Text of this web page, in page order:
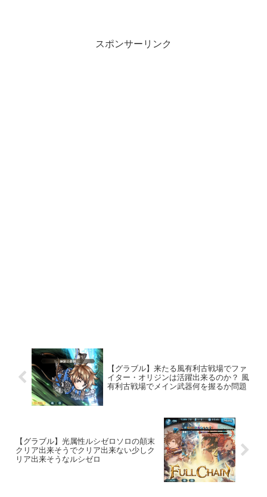
スポンサーリンク
【グラブル】来たる風有利古戦場でファ
イター・オリジンは活躍出来るのか？ 風
有利古戦場でメイン武器何を握るか問題
【グラブル】光属性ルシゼロソロの顛末
クリア出来そうでクリア出来ない少しク
リア出来そうなルシゼロ